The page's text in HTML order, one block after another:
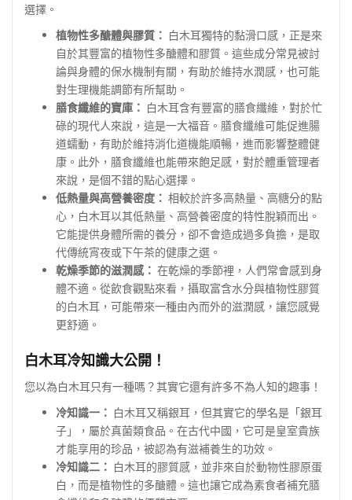
選擇。
植物性多醣體與膠質： 白木耳獨特的黏滑口感，正是來
自於其豐富的植物性多醣體和膠質。這些成分常見被討
論與身體的保水機制有關，有助於維持水潤感，也可能
對生理機能調節有所幫助。
膳食纖維的寶庫： 白木耳含有豐富的膳食纖維，對於忙
碌的現代人來說，這是一大福音。膳食纖維可能促進腸
道蠕動，有助於維持消化道機能順暢，進而影響整體健
康。此外，膳食纖維也能帶來飽足感，對於體重管理者
來說，是個不錯的點心選擇。
低熱量與高營養密度： 相較於許多高熱量、高糖分的點
心，白木耳以其低熱量、高營養密度的特性脫穎而出。
它能提供身體所需的養分，卻不會造成過多負擔，是取
代傳統宵夜或下午茶的健康之選。
乾燥季節的滋潤感： 在乾燥的季節裡，人們常會感到身
體不適。從飲食觀點來看，攝取富含水分與植物性膠質
的白木耳，可能帶來一種由內而外的滋潤感，讓您感覺
更舒適。
白木耳冷知識大公開！
您以為白木耳只有一種嗎？其實它還有許多不為人知的趣事！
冷知識一： 白木耳又稱銀耳，但其實它的學名是「銀耳
子」，屬於真菌類食品。在古代中國，它可是皇室貴族
才能享用的珍品，被認為有滋補養生的功效。
冷知識二： 白木耳的膠質感，並非來自於動物性膠原蛋
白，而是植物性的多醣體。這也讓它成為素食者補充膳